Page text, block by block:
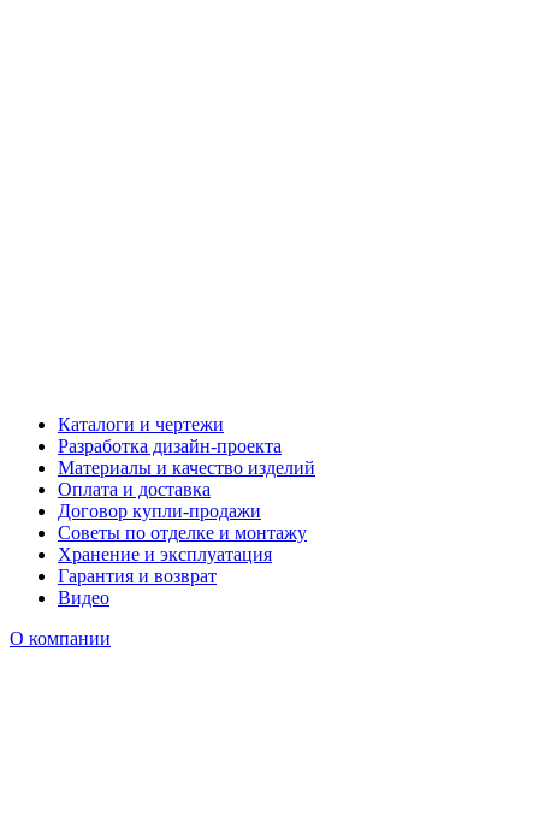
Каталоги и чертежи
Разработка дизайн-проекта
Материалы и качество изделий
Оплата и доставка
Договор купли-продажи
Советы по отделке и монтажу
Хранение и эксплуатация
Гарантия и возврат
Видео
О компании